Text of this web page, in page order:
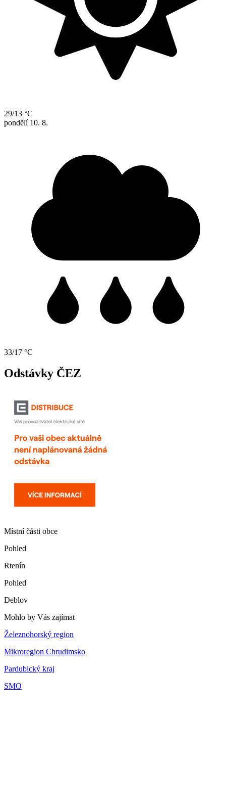
29/13 °C
pondělí 10. 8.
33/17 °C
Odstávky ČEZ
Místní části obce
Pohled
Rtenín
Pohled
Deblov
Mohlo by Vás zajímat
Železnohorský region
Mikroregion Chrudimsko
Pardubický kraj
SMO